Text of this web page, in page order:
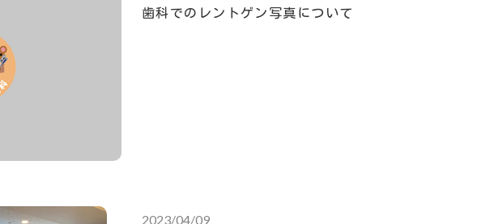
歯科でのレントゲン写真について
2023/04/09